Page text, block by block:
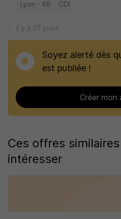
Lyon - 69 CDI
il y a 27 jours
Soyez alerté dès
est publiée !
Créer mon
Ces offres
intéresser